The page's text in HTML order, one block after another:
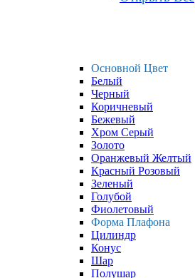
Основной Цвет
Белый
Черный
Коричневый
Бежевый
Хром Серый
Золото
Оранжевый Желтый
Красный Розовый
Зеленый
Голубой
Фиолетовый
Форма Плафона
Цилиндр
Конус
Шар
Полушар